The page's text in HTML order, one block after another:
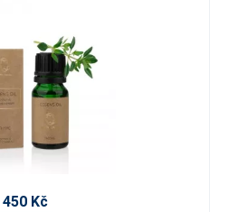
450 Kč